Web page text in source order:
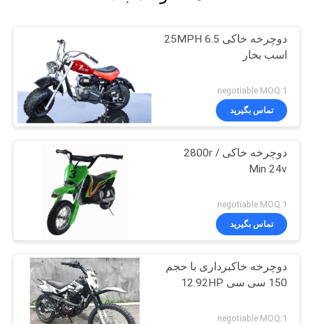
دوچرخه خاکی 25MPH 6.5
اسب بخار
negotiable MOQ:1
تماس بگیرید
دوچرخه خاکی 2800r /
Min 24v
negotiable MOQ:1
تماس بگیرید
دوچرخه خاکبرداری با حجم
150 سی سی 12.92HP
negotiable MOQ:1